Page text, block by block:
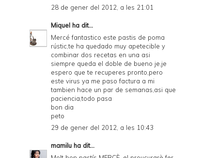
28 de gener del 2012, a les 21:01
Miquel ha dit...
Mercé fantastico este pastis de poma
rústic,te ha quedado muy apetecible y
combinar dos recetas en una asi
siempre queda el doble de bueno je,je
espero que te recuperes pronto,pero
este virus ya me paso factura a mi
tambien hace un par de semanas,asi que
paciencia,todo pasa
bon dia
peto
29 de gener del 2012, a les 10:43
mamilu ha dit...